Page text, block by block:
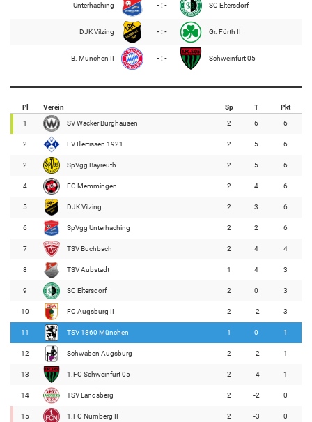
Unterhaching - : - SC Eltersdorf
DJK Vilzing - : - Gr. Fürth II
B. München II - : - Schweinfurt 05
Pl Verein Sp T Pkt
1 SV Wacker Burghausen 2 6 6
2 FV Illertissen 1921 2 5 6
2 SpVgg Bayreuth 2 5 6
4 FC Memmingen 2 4 6
5 DJK Vilzing 2 3 6
6 SpVgg Unterhaching 2 2 6
7 TSV Buchbach 2 4 4
8 TSV Aubstadt 1 4 3
9 SC Eltersdorf 2 0 3
10 FC Augsburg II 2 -2 3
11 TSV 1860 München 1 0 1
12 Schwaben Augsburg 2 -2 1
13 1.FC Schweinfurt 05 2 -4 1
14 TSV Landsberg 2 -2 0
15 1.FC Nürnberg II 2 -3 0